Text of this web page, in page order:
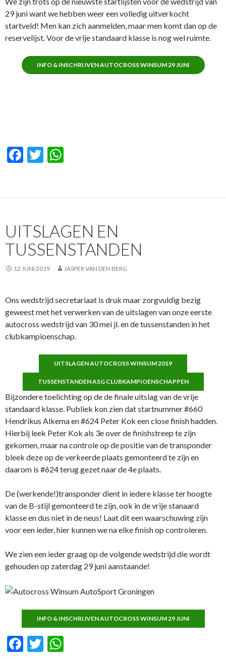
29 juni want we hebben weer een volledig uitverkocht
startveld! Men kan zich aanmelden, maar men komt dan op de
reservelijst. Voor de vrije standaard klasse is nog wel ruimte.
INFO & INSCHRIJVEN AUTOCROSS WINSUM 29 JUNI
F
b
o
k
T
er s
p
p
UITSLAGEN EN
TUSSENSTANDEN
12 JUNI 2019 JASPER VAN DEN BERG
Ons wedstrijd secretariaat is druk maar zorgvuldig bezig
geweest met het verwerken van de uitslagen van onze eerste
autocross wedstrijd van 30 mei jl. en de tussenstanden in het
clubkampioenschap.
UITSLAGEN AUTOCROSS WINSUM 2019
TUSSENSTANDEN ASG CLUBKAMPIOENSCHAPPEN
Bijzondere toelichting op de de finale uitslag van de vrije
standaard klasse. Publiek kon zien dat startnummer #660
Hendrikus Alkema en #624 Peter Kok een close finish hadden.
Hierbij leek Peter Kok als 3e over de finishstreep te zijn
gekomen, maar na controle op de positie van de transponder
bleek deze op de verkeerde plaats gemonteerd te zijn en
daarom is #624 terug gezet naar de 4e plaats.
De (werkende!)transponder dient in iedere klasse ter hoogte
van de B-stijl gemonteerd te zijn, ook in de vrije stanaard
klasse en dus niet in de neus! Laat dit een waarschuwing zijn
voor een ieder, hier kunnen we na elke finish op controleren.
We zien een ieder graag op de volgende wedstrijd die wordt
gehouden op zaterdag 29 juni aanstaande!
INFO & INSCHRIJVEN AUTOCROSS WINSUM 29 JUNI
F
T